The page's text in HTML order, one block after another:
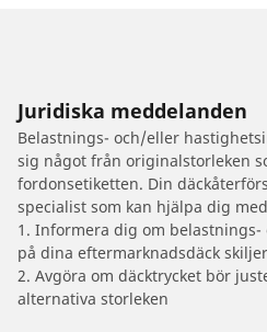
Juridiska meddelanden
Belastnings- och/eller
sig något från originalstorleken
fordonsetiketten. Din
specialist som kan hjälpa dig
1. Informera dig om
på dina eftermarknadsdäck
2. Avgöra om däcktrycket bör
alternativa storleken